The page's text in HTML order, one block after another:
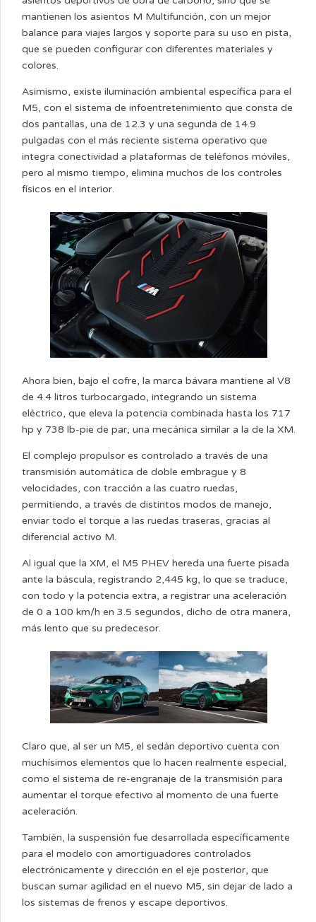
mantienen los asientos M Multifunción, con un mejor
balance para viajes largos y soporte para su uso en pista,
que se pueden configurar con diferentes materiales y
colores.
Asimismo, existe iluminación ambiental específica para el
M5, con el sistema de infoentretenimiento que consta de
dos pantallas, una de 12.3 y una segunda de 14.9
pulgadas con el más reciente sistema operativo que
integra conectividad a plataformas de teléfonos móviles,
pero al mismo tiempo, elimina muchos de los controles
físicos en el interior.
Ahora bien, bajo el cofre, la marca bávara mantiene al V8
de 4.4 litros turbocargado, integrando un sistema
eléctrico, que eleva la potencia combinada hasta los 717
hp y 738 lb-pie de par, una mecánica similar a la de la XM.
El complejo propulsor es controlado a través de una
transmisión automática de doble embrague y 8
velocidades, con tracción a las cuatro ruedas,
permitiendo, a través de distintos modos de manejo,
enviar todo el torque a las ruedas traseras, gracias al
diferencial activo M.
Al igual que la XM, el M5 PHEV hereda una fuerte pisada
ante la báscula, registrando 2,445 kg, lo que se traduce,
con todo y la potencia extra, a registrar una aceleración
de 0 a 100 km/h en 3.5 segundos, dicho de otra manera,
más lento que su predecesor.
Claro que, al ser un M5, el sedán deportivo cuenta con
muchísimos elementos que lo hacen realmente especial,
como el sistema de re-engranaje de la transmisión para
aumentar el torque efectivo al momento de una fuerte
aceleración.
También, la suspensión fue desarrollada específicamente
para el modelo con amortiguadores controlados
electrónicamente y dirección en el eje posterior, que
buscan sumar agilidad en el nuevo M5, sin dejar de lado a
los sistemas de frenos y escape deportivos.